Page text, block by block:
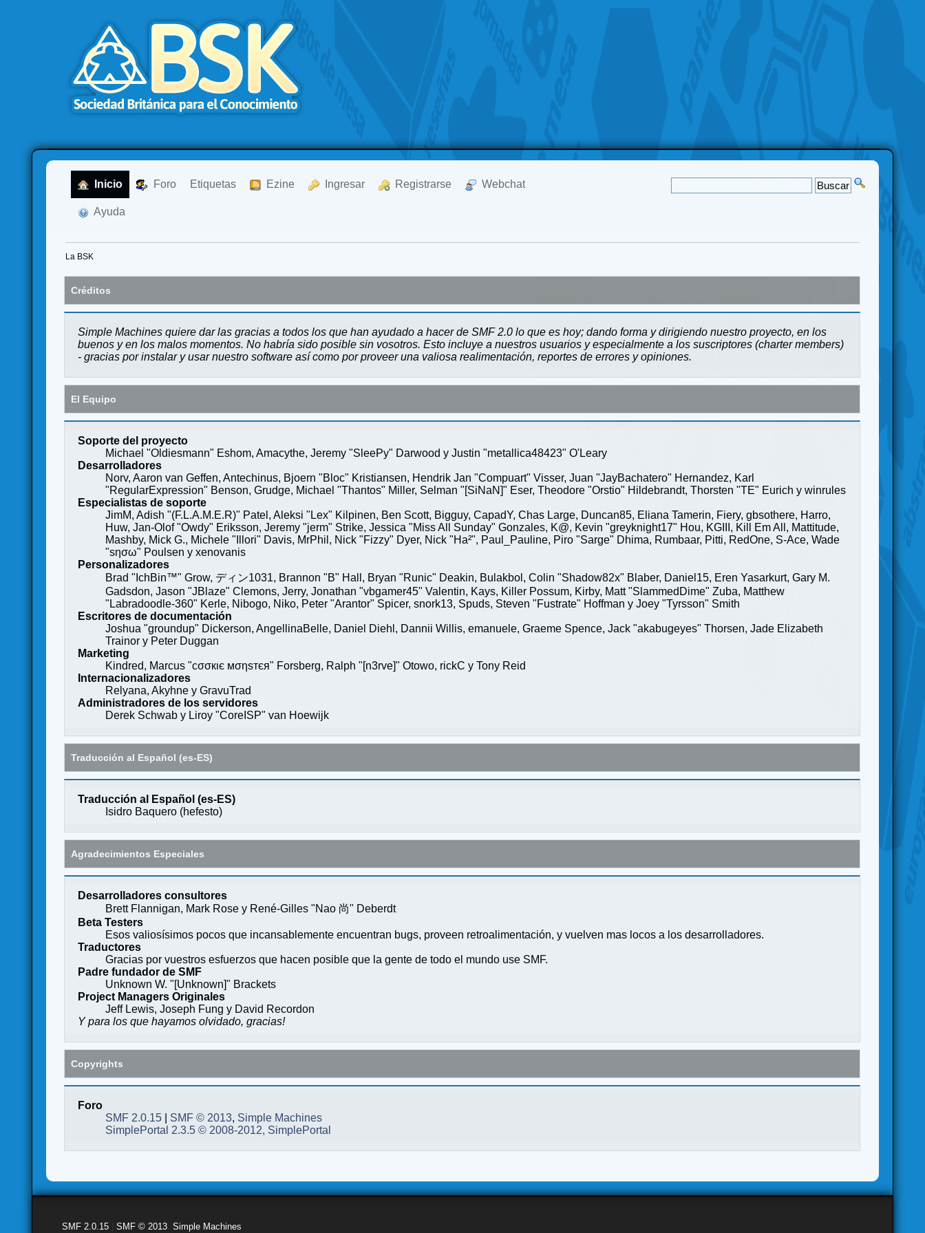
Inicio Foro Etiquetas Ezine Ingresar Registrarse Webchat
Ayuda
La BSK
Créditos
Simple Machines quiere dar las gracias a todos los que han ayudado a hacer de SMF 2.0 lo que es hoy; dando forma y dirigiendo nuestro proyecto, en los
buenos y en los malos momentos. No habría sido posible sin vosotros. Esto incluye a nuestros usuarios y especialmente a los suscriptores (charter members)
- gracias por instalar y usar nuestro software así como por proveer una valiosa realimentación, reportes de errores y opiniones.
El Equipo
Soporte del proyecto
Michael "Oldiesmann" Eshom, Amacythe, Jeremy "SleePy" Darwood y Justin "metallica48423" O'Leary
Desarrolladores
Norv, Aaron van Geffen, Antechinus, Bjoern "Bloc" Kristiansen, Hendrik Jan "Compuart" Visser, Juan "JayBachatero" Hernandez, Karl
"RegularExpression" Benson, Grudge, Michael "Thantos" Miller, Selman "[SiNaN]" Eser, Theodore "Orstio" Hildebrandt, Thorsten "TE" Eurich y winrules
Especialistas de soporte
JimM, Adish "(F.L.A.M.E.R)" Patel, Aleksi "Lex" Kilpinen, Ben Scott, Bigguy, CapadY, Chas Large, Duncan85, Eliana Tamerin, Fiery, gbsothere, Harro,
Huw, Jan-Olof "Owdy" Eriksson, Jeremy "jerm" Strike, Jessica "Miss All Sunday" Gonzales, K@, Kevin "greyknight17" Hou, KGIII, Kill Em All, Mattitude,
Mashby, Mick G., Michele "Illori" Davis, MrPhil, Nick "Fizzy" Dyer, Nick "Ha²", Paul_Pauline, Piro "Sarge" Dhima, Rumbaar, Pitti, RedOne, S-Ace, Wade
"sησω" Poulsen y xenovanis
Personalizadores
Brad "IchBin™" Grow, ディン1031, Brannon "B" Hall, Bryan "Runic" Deakin, Bulakbol, Colin "Shadow82x" Blaber, Daniel15, Eren Yasarkurt, Gary M.
Gadsdon, Jason "JBlaze" Clemons, Jerry, Jonathan "vbgamer45" Valentin, Kays, Killer Possum, Kirby, Matt "SlammedDime" Zuba, Matthew
"Labradoodle-360" Kerle, Nibogo, Niko, Peter "Arantor" Spicer, snork13, Spuds, Steven "Fustrate" Hoffman y Joey "Tyrsson" Smith
Escritores de documentación
Joshua "groundup" Dickerson, AngellinaBelle, Daniel Diehl, Dannii Willis, emanuele, Graeme Spence, Jack "akabugeyes" Thorsen, Jade Elizabeth
Trainor y Peter Duggan
Marketing
Kindred, Marcus "cσσкιє мσηѕтєя" Forsberg, Ralph "[n3rve]" Otowo, rickC y Tony Reid
Internacionalizadores
Relyana, Akyhne y GravuTrad
Administradores de los servidores
Derek Schwab y Liroy "CoreISP" van Hoewijk
Traducción al Español (es-ES)
Traducción al Español (es-ES)
Isidro Baquero (hefesto)
Agradecimientos Especiales
Desarrolladores consultores
Brett Flannigan, Mark Rose y René-Gilles "Nao 尚" Deberdt
Beta Testers
Esos valiosísimos pocos que incansablemente encuentran bugs, proveen retroalimentación, y vuelven mas locos a los desarrolladores.
Traductores
Gracias por vuestros esfuerzos que hacen posible que la gente de todo el mundo use SMF.
Padre fundador de SMF
Unknown W. "[Unknown]" Brackets
Project Managers Originales
Jeff Lewis, Joseph Fung y David Recordon
Y para los que hayamos olvidado, gracias!
Copyrights
Foro
SMF 2.0.15
SMF © 2013, Simple Machines
SimplePortal 2.3.5 © 2008-2012, SimplePortal
SMF 2.0.15 |SMF © 2013 ,Simple Machines